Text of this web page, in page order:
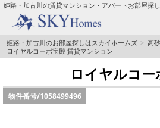
姫路・加古川の賃貸マンション・アパートお部屋探し
TOPページ
都市ガス·オール電化
☆新築物件☆
姫路・加古川のお部屋探しはスカイホームズ 高
ロイヤルコーポ宝殿 賃貸マンション
ロイヤルコー
物件番号/1058499496